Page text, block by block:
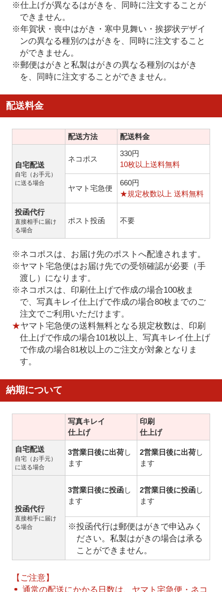
※仕上げが異なるはがきを、同時に注文することが
できません。
※年賀状・喪中はがき・寒中見舞い・挨拶状デザイ
ンの異なる種別のはがきを、同時に注文すること
ができません。
※郵便はがきと私製はがきの異なる種別のはがき
を、同時に注文することができません。
配送料金
配送方法 配送料金
自宅配送
自宅（お手元）
に送る場合
ネコポス
330円
10枚以上送料無料
ヤマト宅急便
660円
★規定枚数以上 送料無料
投函代行
直接相手に届け
る場合
ポスト投函 不要
※ネコポスは、お届け先のポストへ配達されます。
※ヤマト宅急便はお届け先での受領確認が必要（手
渡し）になります。
※ネコポスは、印刷仕上げで作成の場合100枚ま
で、写真キレイ仕上げで作成の場合80枚までのご
注文でご利用いただけます。
★ヤマト宅急便の送料無料となる規定枚数は、印刷
仕上げで作成の場合101枚以上、写真キレイ仕上げ
で作成の場合81枚以上のご注文が対象となりま
す。
納期について
写真キレイ
仕上げ
印刷
仕上げ
自宅配送
自宅（お手元）
に送る場合
3営業日後に出荷し
ます
2営業日後に出荷し
ます
投函代行
直接相手に届け
る場合
3営業日後に投函し
ます
2営業日後に投函し
ます
※投函代行は郵便はがきで申込みく
ださい。私製はがきの場合は承る
ことができません。
【ご注意】
通常の配送にかかる日数は、ヤマト宅急便・ネコ